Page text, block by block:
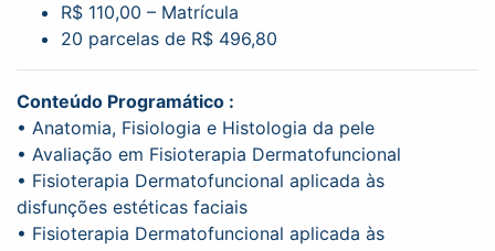
R$ 110,00 – Matrícula
20 parcelas de R$ 496,80
Conteúdo Programático :
• Anatomia, Fisiologia e Histologia da pele
• Avaliação em Fisioterapia Dermatofuncional
• Fisioterapia Dermatofuncional aplicada às
disfunções estéticas faciais
• Fisioterapia Dermatofuncional aplicada às